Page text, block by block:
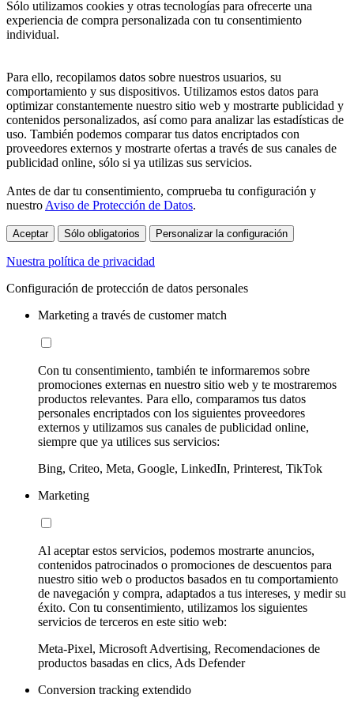
Sólo utilizamos cookies y otras tecnologías para ofrecerte una
experiencia de compra personalizada con tu consentimiento
individual.
Para ello, recopilamos datos sobre nuestros usuarios, su
comportamiento y sus dispositivos. Utilizamos estos datos para
optimizar constantemente nuestro sitio web y mostrarte publicidad y
contenidos personalizados, así como para analizar las estadísticas de
uso. También podemos comparar tus datos encriptados con
proveedores externos y mostrarte ofertas a través de sus canales de
publicidad online, sólo si ya utilizas sus servicios.
Antes de dar tu consentimiento, comprueba tu configuración y
nuestro Aviso de Protección de Datos.
Aceptar Sólo obligatorios Personalizar la configuración
Nuestra política de privacidad
Configuración de protección de datos personales
Marketing a través de customer match
Con tu consentimiento, también te informaremos sobre
promociones externas en nuestro sitio web y te mostraremos
productos relevantes. Para ello, comparamos tus datos
personales encriptados con los siguientes proveedores
externos y utilizamos sus canales de publicidad online,
siempre que ya utilices sus servicios:
Bing, Criteo, Meta, Google, LinkedIn, Printerest, TikTok
Marketing
Al aceptar estos servicios, podemos mostrarte anuncios,
contenidos patrocinados o promociones de descuentos para
nuestro sitio web o productos basados en tu comportamiento
de navegación y compra, adaptados a tus intereses, y medir su
éxito. Con tu consentimiento, utilizamos los siguientes
servicios de terceros en este sitio web:
Meta-Pixel, Microsoft Advertising, Recomendaciones de
productos basadas en clics, Ads Defender
Conversion tracking extendido